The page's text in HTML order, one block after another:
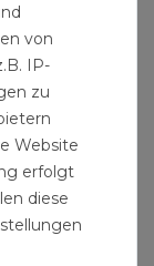
ideal zur
,
zum
von
IP-
zu
Website
erfolgt
diese